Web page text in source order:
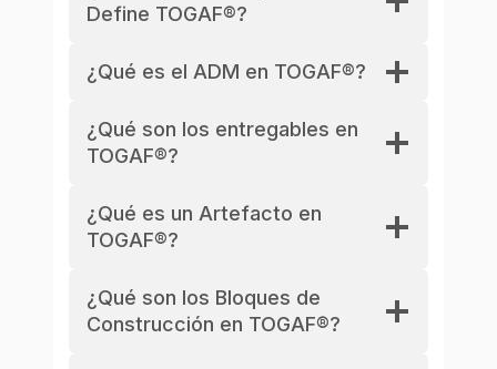
Define TOGAF®?
¿Qué es el ADM en TOGAF®?
¿Qué son los entregables en
TOGAF®?
¿Qué es un Artefacto en
TOGAF®?
¿Qué son los Bloques de
Construcción en TOGAF®?